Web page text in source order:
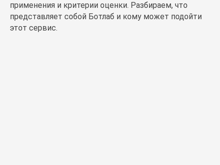
применения и критерии оценки. Разбираем, что
представляет собой Ботлаб и кому может подойти
этот сервис.